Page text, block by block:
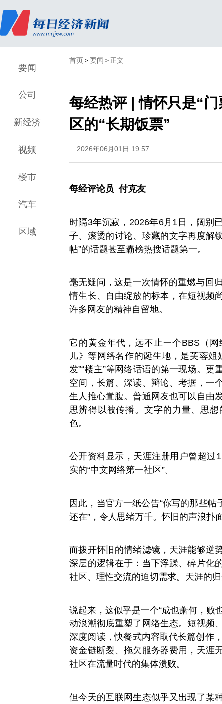
要闻
公司
新经济
视频
楼市
汽车
区域
首页 > 要闻 > 正文
每经热评 | 情怀只是“
区的“长期饭票”
2026年06月01日 19:57
每经评论员 付克友
时隔3年沉寂，2026年6月1日，阔别
子、滚烫的讨论、珍藏的文字再度解
帖”的话题甚至霸榜热搜话题第一。
毫无疑问，这是一次情怀的重燃与回
情生长、自由绽放的标本，在短视频
许多网友的精神自留地。
它的黄金年代，远不止一个BBS（
儿》等网络名作的诞生地，是芙蓉
发”“楼主”等网络话语的第一现场。
空间，长篇、深读、辩论、考据，一
生人推心置腹。普通网友也可以自由
思辨得以被传播。文字的力量、思
色。
公开资料显示，天涯注册用户曾超过
实的“中文网络第一社区”。
因此，当官方一纸公告“你写的那些
还在”，令人思绪万千。怀旧的声浪扑
而拨开怀旧的情绪滤镜，天涯能够逆
深层的逻辑在于：当下浮躁、碎片化
社区、理性交流的迫切需求。天涯的
说起来，这似乎是一个“成也萧何，败
动浪潮彻底重塑了网络生态。短视频
深度阅读，快餐式内容取代长篇创作
资金链断裂、拖欠服务器费用，天涯
社区在流量时代的集体溃败。
但今天的互联网生态似乎又出现了某